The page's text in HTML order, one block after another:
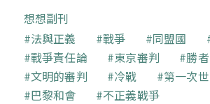
學）。專攻日本政治外交史、國際關係
任帝京大學法學部教授，歷任鹿兒島
授、法文學部助教授、教授等職。
著有：《東京審判的國際關係》（木鐸
獲吉田茂獎，《東京審判》（講談社現
年）獲三得利學藝獎。另合著有《正確
想想副刊
關鍵字
法與正義 戰爭 同盟國
戰爭責任論
東京審判
勝
文明的審判
冷戰
第一次
巴黎和會
不正義戰爭